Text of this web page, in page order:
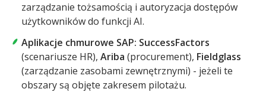
zarządzanie tożsamością i autoryzacja dostępów
użytkowników do funkcji AI.
Aplikacje chmurowe SAP: SuccessFactors
(scenariusze HR), Ariba (procurement), Fieldglass
(zarządzanie zasobami zewnętrznymi) - jeżeli te
obszary są objęte zakresem pilotażu.